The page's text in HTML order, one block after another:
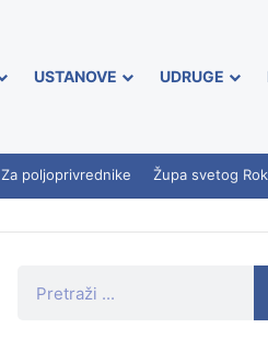
USTANOVE UDRUGE
Za poljoprivrednike Župa svetog